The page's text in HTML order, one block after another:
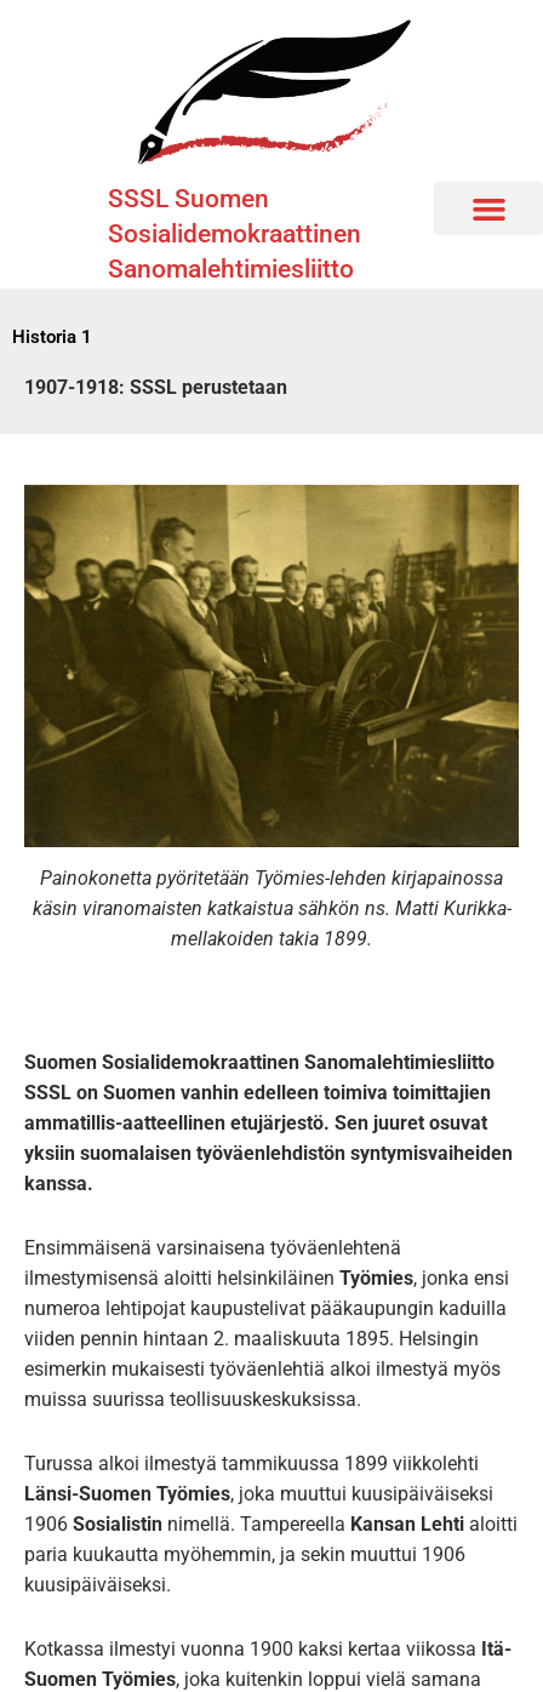
sisältöön
SSSL Suomen
Sosialidemokraattinen
Sanomalehtimiesliitto
Historia 1
1907-1918: SSSL perustetaan
Painokonetta pyöritetään Työmies-lehden kirjapainossa
käsin viranomaisten katkaistua sähkön ns. Matti Kurikka-
mellakoiden takia 1899.
Suomen Sosialidemokraattinen Sanomalehtimiesliitto
SSSL on Suomen vanhin edelleen toimiva toimittajien
ammatillis-aatteellinen etujärjestö. Sen juuret osuvat
yksiin suomalaisen työväenlehdistön syntymisvaiheiden
kanssa.
Ensimmäisenä varsinaisena työväenlehtenä
ilmestymisensä aloitti helsinkiläinen Työmies, jonka ensi
numeroa lehtipojat kaupustelivat pääkaupungin kaduilla
viiden pennin hintaan 2. maaliskuuta 1895. Helsingin
esimerkin mukaisesti työväenlehtiä alkoi ilmestyä myös
muissa suurissa teollisuuskeskuksissa.
Turussa alkoi ilmestyä tammikuussa 1899 viikkolehti
Länsi-Suomen Työmies, joka muuttui kuusipäiväiseksi
1906 Sosialistin nimellä. Tampereella Kansan Lehti aloitti
paria kuukautta myöhemmin, ja sekin muuttui 1906
kuusipäiväiseksi.
Kotkassa ilmestyi vuonna 1900 kaksi kertaa viikossa Itä-
Suomen Työmies, joka kuitenkin loppui vielä samana